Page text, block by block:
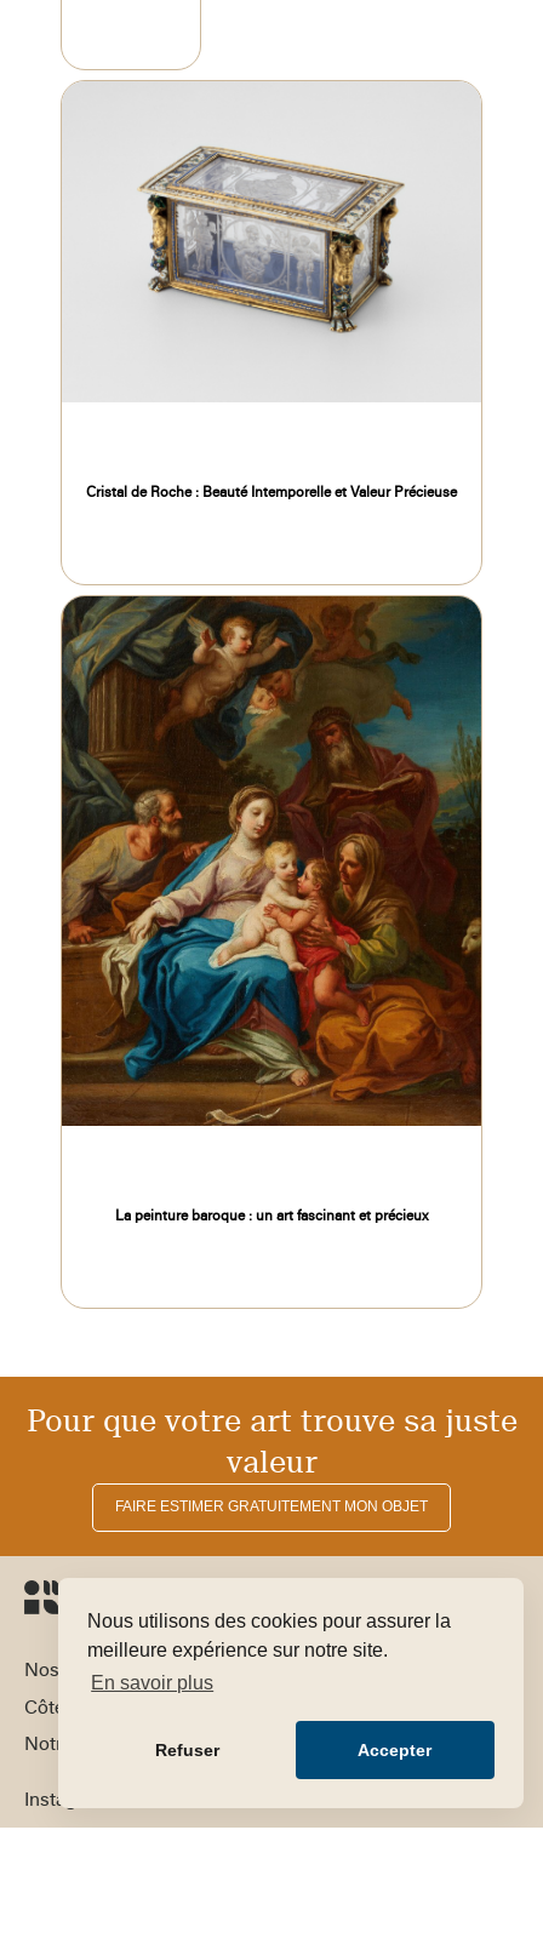
Nous utilisons des cookies pour assurer la
meilleure expérience sur notre site.
En savoir plus
Refuser Accepter
Cristal de Roche : Beauté Intemporelle et Valeur Précieuse
La peinture baroque : un art fascinant et précieux
Pour que votre art trouve sa juste
valeur
FAIRE ESTIMER GRATUITEMENT MON OBJET
Nos domaines d’expertise
Côte par artiste
Notre équipe
Instagram